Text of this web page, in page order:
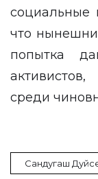
социальные
что
попытка
среди
Сандугаш